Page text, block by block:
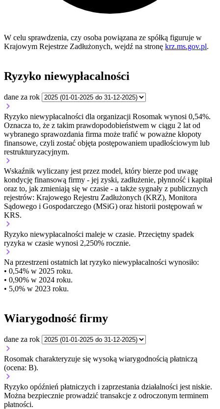
W celu sprawdzenia, czy osoba powiązana ze spółką figuruje w
Krajowym Rejestrze Zadłużonych, wejdź na stronę krz.ms.gov.pl.
Ryzyko niewypłacalności
dane za rok
Ryzyko niewypłacalności dla organizacji Rosomak wynosi 0,54%.
Oznacza to, że z takim prawdopodobieństwem w ciągu 2 lat od
wybranego sprawozdania firma może trafić w poważne kłopoty
finansowe, czyli zostać objęta postępowaniem upadłościowym lub
restrukturyzacyjnym.
Wskaźnik wyliczany jest przez model, który bierze pod uwagę
kondycję finansową firmy - jej zyski, zadłużenie, płynność i kapitał
oraz to, jak zmieniają się w czasie - a także sygnały z publicznych
rejestrów: Krajowego Rejestru Zadłużonych (KRZ), Monitora
Sądowego i Gospodarczego (MSiG) oraz historii postępowań w
KRS.
Ryzyko niewypłacalności maleje w czasie. Przeciętny spadek
ryzyka w czasie wynosi 2,250% rocznie.
Na przestrzeni ostatnich lat ryzyko niewypłacalności wynosiło:
• 0,54% w 2025 roku.
• 0,90% w 2024 roku.
• 5,0% w 2023 roku.
Wiarygodność firmy
dane za rok
Rosomak charakteryzuje się wysoką wiarygodnością płatniczą
(ocena: B).
Ryzyko opóźnień płatniczych i zaprzestania działalności jest niskie.
Można bezpiecznie prowadzić transakcje z odroczonym terminem
płatności.